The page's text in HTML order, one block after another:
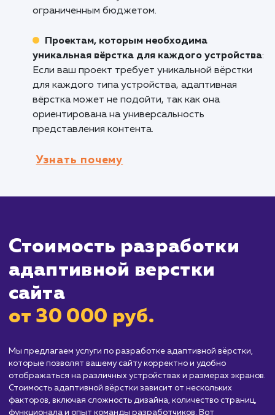
удобное использование сайта для всех.
Компаниям, желающим улучшить
показатели SEO: Адаптивный дизайн
позиции в поисковых системах, так как
поисковые системы, включая Google,
предпочитают сайты с адаптивной
использует определенное устройство:
десктопы), вам может не потребоваться
адаптивная вёрстка.
Организациям с ограниченным
Разработка адаптивной вёрстки может
более затратной, чем традиционная
ограниченным бюджетом.
Проектам, которым необходима
уникальная вёрстка для каждого